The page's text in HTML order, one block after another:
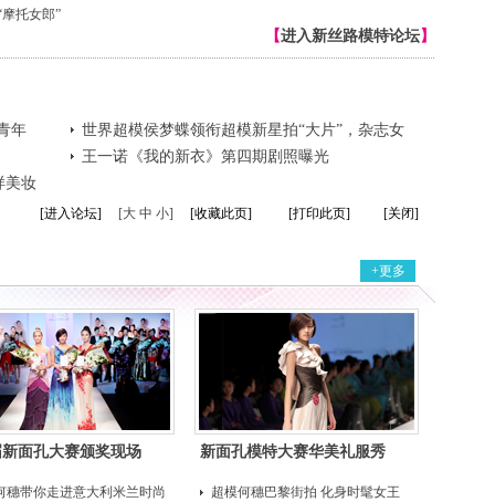
托女郎”
【进入新丝路模特论坛】
年
世界超模侯梦蝶领衔超模新星拍“大片”，杂志女
王魏小涵白衬衣抢镜
王一诺《我的新衣》第四期剧照曝光
美妆
[进入论坛] [大 中 小] [收藏此页] [打印此页] [关闭]
+更多
面孔大赛颁奖现场 新面孔模特大赛华美礼服秀
穗带你走进意大利米兰时尚 超模何穗巴黎街拍 化身时髦女王